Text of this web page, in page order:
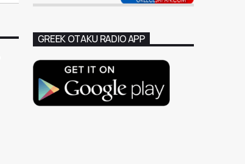
GREEK OTAKU RADIO APP